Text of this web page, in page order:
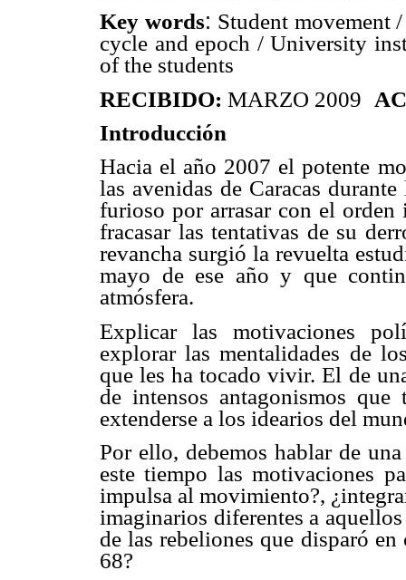
Key words: Student movement
cycle and epoch / University
of the students
RECIBIDO: MARZO 2009
Introducción
Hacia el año 2007 el potente
las avenidas de Caracas
furioso por arrasar con el orden
fracasar las tentativas de su
revancha surgió la revuelta
mayo de ese año y que
atmósfera.
Explicar las motivaciones
explorar las mentalidades de
que les ha tocado vivir. El de
de intensos antagonismos que
extenderse a los idearios del
Por ello, debemos hablar de
este tiempo las motivaciones
impulsa al movimiento?,
imaginarios diferentes a
de las rebeliones que disparó
68?